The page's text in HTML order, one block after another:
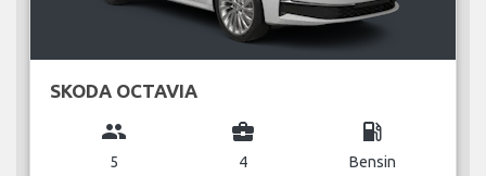
SKODA OCTAVIA
group
5
business_center
4
local_gas_station
Bensin